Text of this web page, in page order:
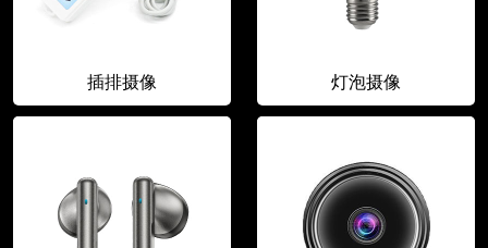
插排摄像 灯泡摄像